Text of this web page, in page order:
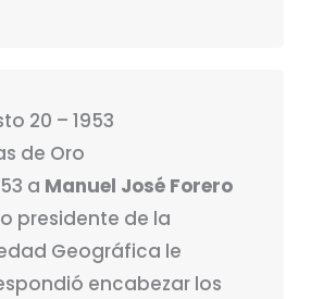
20 – 1953
de Oro
a Manuel José Forero
presidente de la
Geográfica le
encabezar los